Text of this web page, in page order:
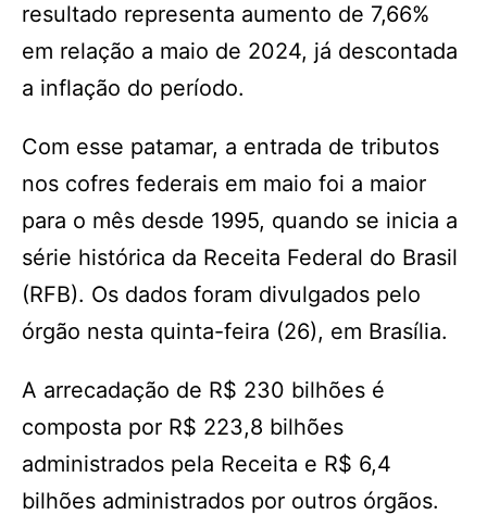
resultado representa aumento de 7,66%
em relação a maio de 2024, já descontada
a inflação do período.
Com esse patamar, a entrada de tributos
nos cofres federais em maio foi a maior
para o mês desde 1995, quando se inicia a
série histórica da Receita Federal do Brasil
(RFB). Os dados foram divulgados pelo
órgão nesta quinta-feira (26), em Brasília.
A arrecadação de R$ 230 bilhões é
composta por R$ 223,8 bilhões
administrados pela Receita e R$ 6,4
bilhões administrados por outros órgãos.